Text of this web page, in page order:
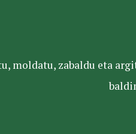
moldatu, zabaldu eta